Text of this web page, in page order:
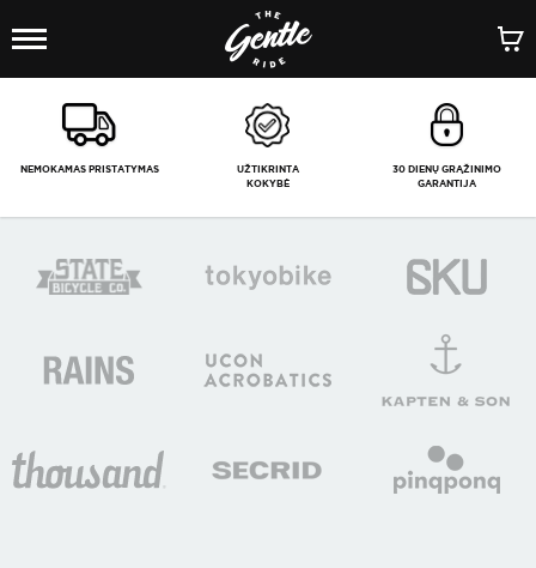
1/-
NEMOKAMAS PRISTATYMAS
UŽTIKRINTA
KOKYBĖ
30 DIENŲ GRĄŽINIMO
GARANTIJA